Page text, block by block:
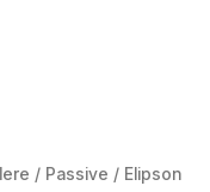
/ Passive / Elipson